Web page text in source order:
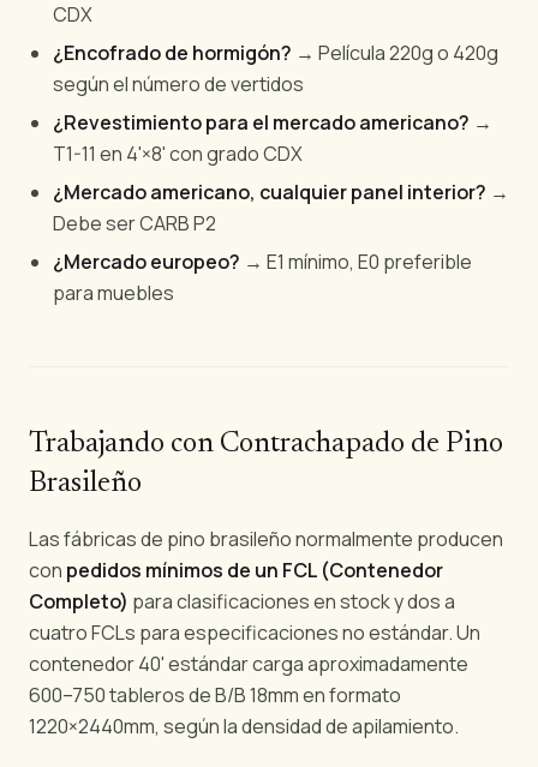
CDX
¿Encofrado de hormigón? → Película 220g o 420g
según el número de vertidos
¿Revestimiento para el mercado americano? →
T1-11 en 4'×8' con grado CDX
¿Mercado americano, cualquier panel interior? →
Debe ser CARB P2
¿Mercado europeo? → E1 mínimo, E0 preferible
para muebles
Trabajando con Contrachapado de Pino
Brasileño
Las fábricas de pino brasileño normalmente producen
con pedidos mínimos de un FCL (Contenedor
Completo) para clasificaciones en stock y dos a
cuatro FCLs para especificaciones no estándar. Un
contenedor 40' estándar carga aproximadamente
600–750 tableros de B/B 18mm en formato
1220×2440mm, según la densidad de apilamiento.